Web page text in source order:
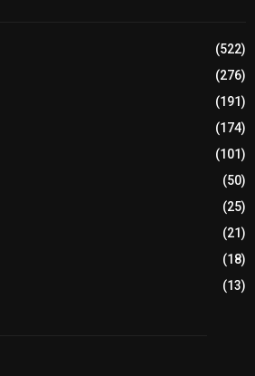
(522)
(276)
(191)
(174)
(101)
(50)
(25)
(21)
(18)
(13)